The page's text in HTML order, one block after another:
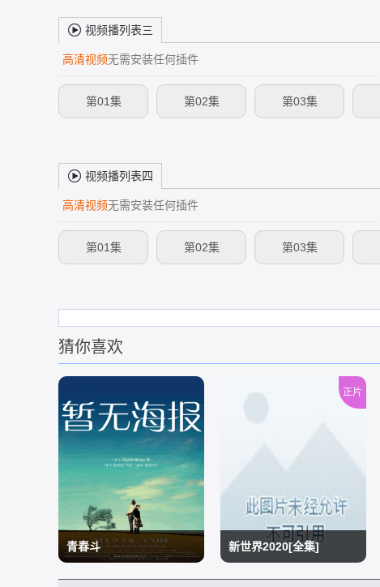
视频播列表三
高清视频无需安装任何插件
第01集 第02集 第03集
视频播列表四
高清视频无需安装任何插件
第01集 第02集 第03集
猜你喜欢
青春斗 新世界2020[全集]
正片